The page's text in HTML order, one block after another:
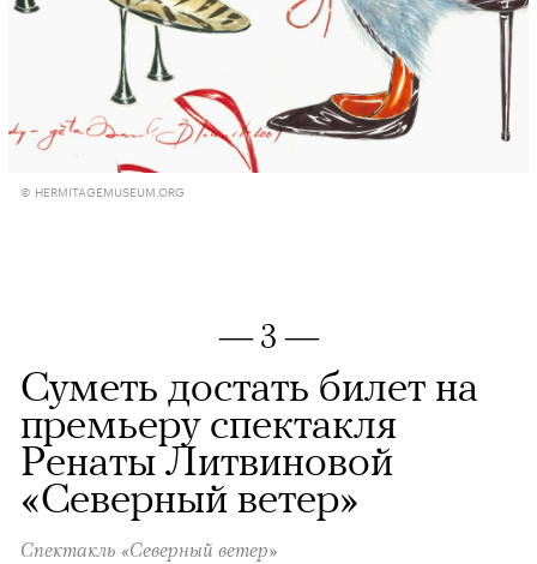
© HERMITAGEMUSEUM.ORG
— 3 —
Суметь достать билет на
премьеру спектакля
Ренаты Литвиновой
«Северный ветер»
Спектакль «Северный ветер»